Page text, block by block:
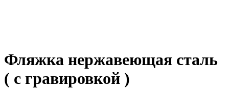
Фляжка нержавеющая сталь
( с гравировкой )